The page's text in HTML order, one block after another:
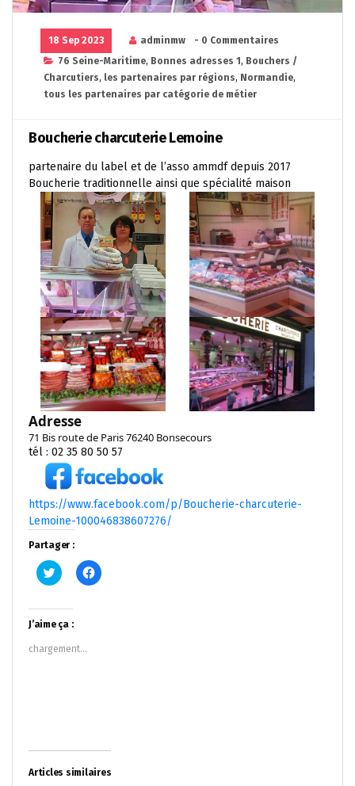
18 Sep 2023 adminmw
- 0 Commentaires
76 Seine-Maritime, Bonnes adresses 1 , Bouchers /
Charcutiers, les partenaires par régions, Normandie,
tous les partenaires par catégorie de métier
Boucherie charcuterie Lemoine
partenaire du label et de l’asso ammdf depuis 2017
Boucherie traditionnelle ainsi que spécialité maison
Adresse
71 Bis route de Paris 76240 Bonsecours
tél : 02 35 80 50 57
https://www.facebook.com/p/Boucherie-charcuterie-
Lemoine-100046838607276/
Partager :
Cliquez
pour
Twitter(ouvre
dans
une
nouvelle
fenêtre)
Cliquez
pour
J’aime ça :
chargement…
Articles similaires